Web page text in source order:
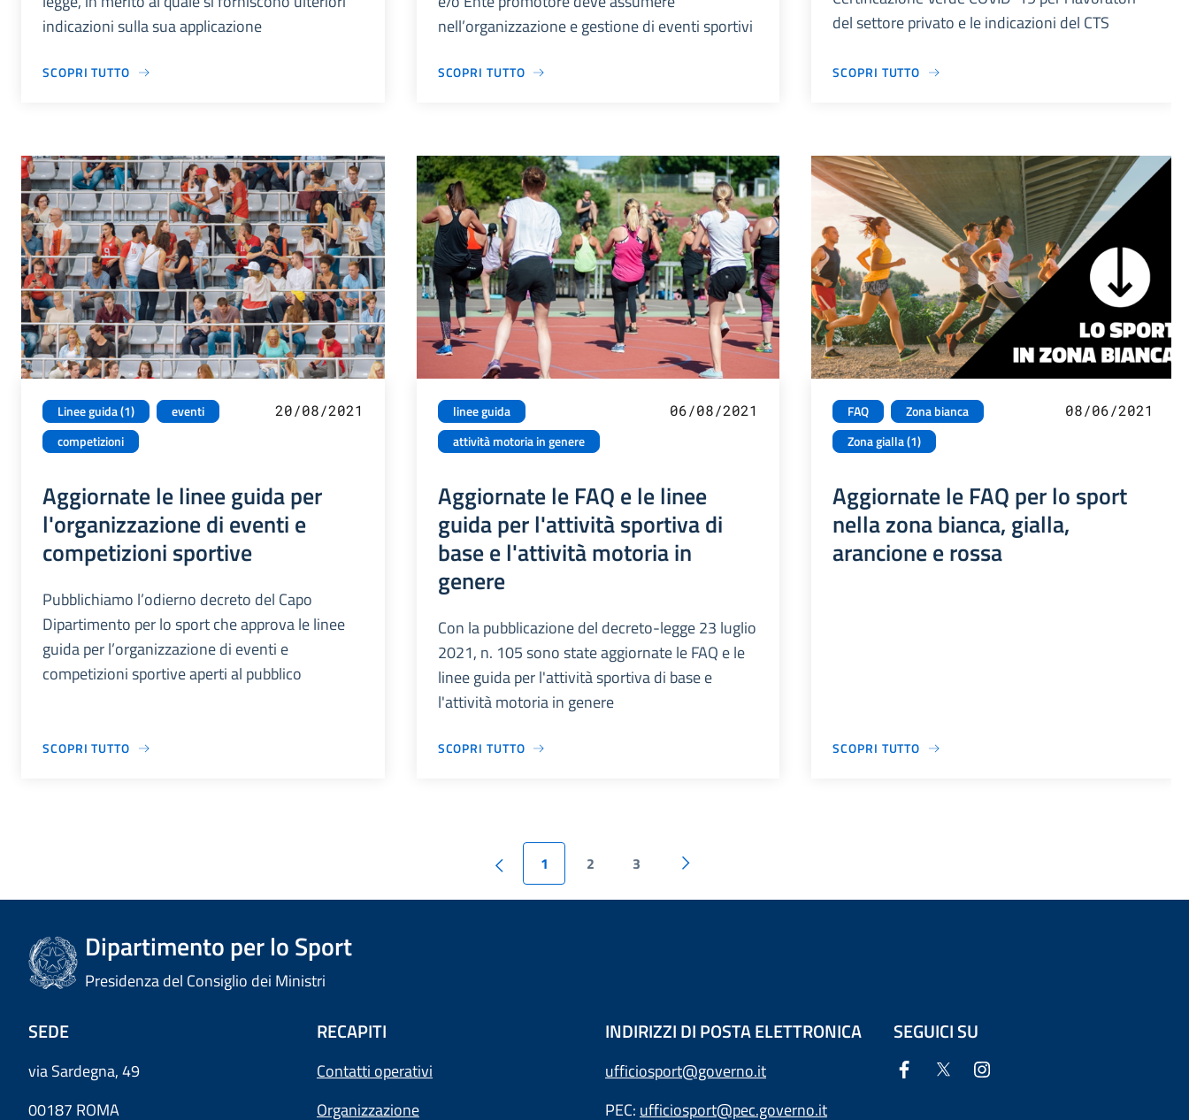
indicazioni sulla sua applicazione
SCOPRI TUTTO
nell’organizzazione e gestione di eventi sportivi
SCOPRI TUTTO
del settore privato e le indicazioni del CTS
SCOPRI TUTTO
Linee guida (1)
eventi
competizioni
20/08/2021
Aggiornate le linee guida per
l'organizzazione di eventi e
competizioni sportive
Pubblichiamo l’odierno decreto del Capo
Dipartimento per lo sport che approva le linee
guida per l’organizzazione di eventi e
competizioni sportive aperti al pubblico
SCOPRI TUTTO
linee guida
attività motoria in genere
06/08/2021
Aggiornate le FAQ e le linee
guida per l'attività sportiva di
base e l'attività motoria in
genere
Con la pubblicazione del decreto-legge 23 luglio
2021, n. 105 sono state aggiornate le FAQ e le
linee guida per l'attività sportiva di base e
l'attività motoria in genere
SCOPRI TUTTO
FAQ
Zona bianca
Zona gialla (1)
08/06/2021
Aggiornate le FAQ per lo sport
nella zona bianca, gialla,
arancione e rossa
SCOPRI TUTTO
1 2 3
Dipartimento per lo Sport
Presidenza del Consiglio dei Ministri
SEDE
via Sardegna, 49
00187 ROMA
RECAPITI
Contatti operativi
Organizzazione
INDIRIZZI DI POSTA ELETTRONICA
ufficiosport@governo.it
PEC: ufficiosport@pec.governo.it
SEGUICI SU